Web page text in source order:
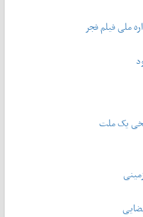
ملی فیلم فجر
یک ملت